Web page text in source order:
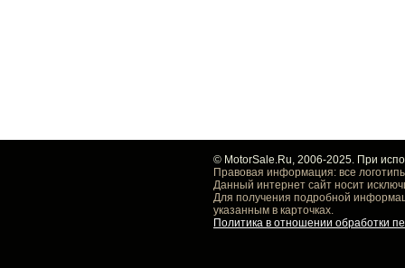
© MotorSale.Ru, 2006-2025. При
Правовая информация: все
Данный интернет сайт носит
Для получения подробной
указанным в карточках.
Политика в отношении обработки